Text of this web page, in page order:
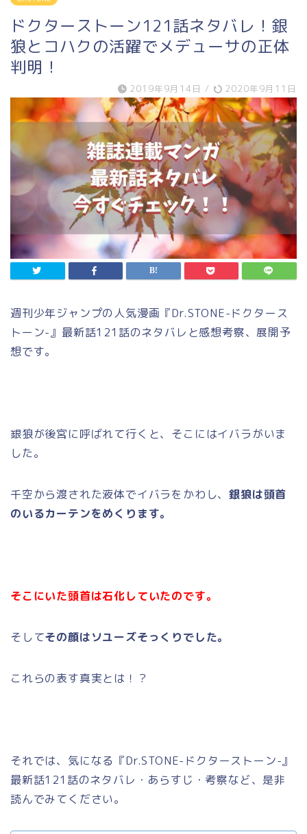
ドクターストーン121話ネタバレ！銀
狼とコハクの活躍でメデューサの正体
判明！
2019年9月14日 / 2020年9月11日
週刊少年ジャンプの人気漫画『Dr.STONE-ドクタース
トーン-』最新話121話のネタバレと感想考察、展開予
想です。
銀狼が後宮に呼ばれて行くと、そこにはイバラがいま
した。
千空から渡された液体でイバラをかわし、銀狼は頭首
のいるカーテンをめくります。
そこにいた頭首は石化していたのです。
そしてその顔はソユーズそっくりでした。
これらの表す真実とは！？
それでは、気になる『Dr.STONE-ドクターストーン-』
最新話121話のネタバレ・あらすじ・考察など、是非
読んでみてください。